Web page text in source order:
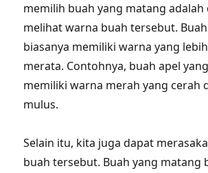
memilih buah yang matang adalah
melihat warna buah tersebut.
biasanya memiliki warna yang
merata. Contohnya, buah apel
memiliki warna merah yang cerah
mulus.
Selain itu, kita juga dapat
buah tersebut. Buah yang matang